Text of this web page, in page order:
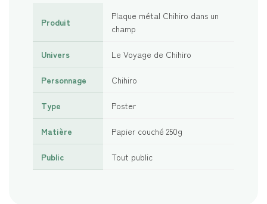
Produit
Plaque métal Chihiro dans un
champ
Univers Le Voyage de Chihiro
Personnage Chihiro
Type Poster
Matière Papier couché 250g
Public Tout public